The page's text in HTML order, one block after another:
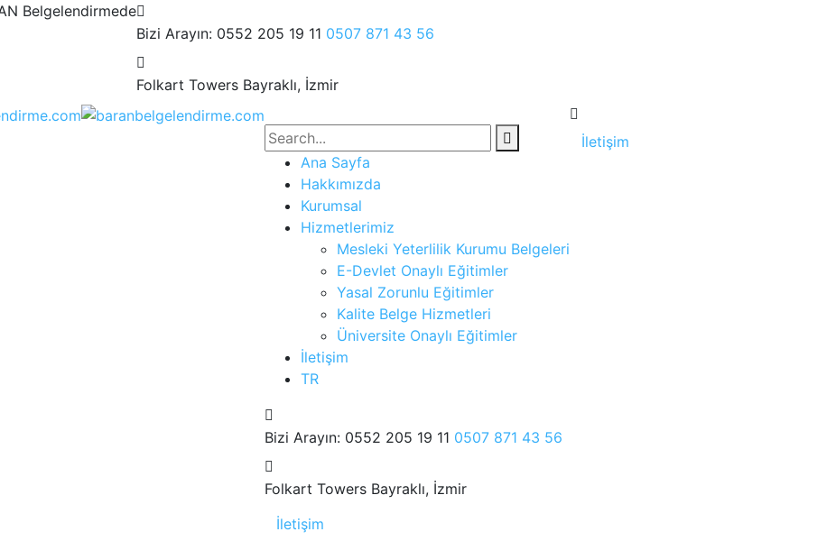
Belgelendirmede
Bizi Arayın: 0552 205 19 11 0507 871 43 56
Folkart Towers Bayraklı, İzmir
Ana Sayfa
Hakkımızda
Kurumsal
Hizmetlerimiz
Mesleki Yeterlilik Kurumu Belgeleri
E-Devlet Onaylı Eğitimler
Yasal Zorunlu Eğitimler
Kalite Belge Hizmetleri
Üniversite Onaylı Eğitimler
İletişim
TR
Bizi Arayın: 0552 205 19 11 0507 871 43 56
Folkart Towers Bayraklı, İzmir
İletişim
İletişim